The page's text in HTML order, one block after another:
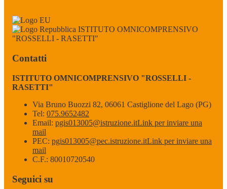
ISTITUTO OMNICOMPRENSIVO
"ROSSELLI - RASETTI"
Contatti
ISTITUTO OMNICOMPRENSIVO "ROSSELLI -
RASETTI"
Via Bruno Buozzi 82, 06061 Castiglione del Lago (PG)
Tel: 075.9652482
Email: pgis013005@istruzione.itLink per inviare una
mail
PEC: pgis013005@pec.istruzione.itLink per inviare una
mail
C.F.: 80010720540
Seguici su